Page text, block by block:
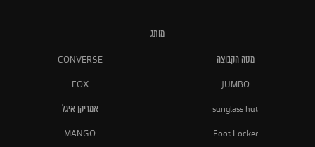
מותג
מטה הקבוצה CONVERSE
JUMBO
FOX
sunglass hut אמריקן איגל
Foot Locker
MANGO